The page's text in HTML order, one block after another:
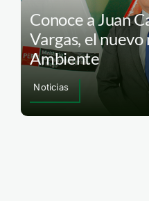
Conoce a Juan
Vargas, el
Ambiente
Noticias